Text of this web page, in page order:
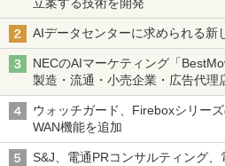
立案する技術を開発
AIデータセンターに求められる新
NECのAIマーケティング「
製造・流通・小売企業・広告代理
ウォッチガード、Fireboxシリー
WAN機能を追加
S&J、電通PRコンサルティング